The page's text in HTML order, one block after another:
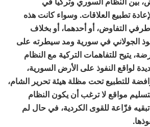
تطبيع العلاقات. وسواء كانت هذه
التفاوض، أو أحدهما، أو بخلاف
الجولاني في سورية ومد سيطرته على
يتيح للتفاهمات التركية مع النظام
لواقع النفوذ على الأرض السورية،
للتطبيع تحت مظلة هيئة تحرير الشام،
مواقع لا ترغب أن يكون النظام
تبقيه فزّاعة للقوى الكردية، في حال لم